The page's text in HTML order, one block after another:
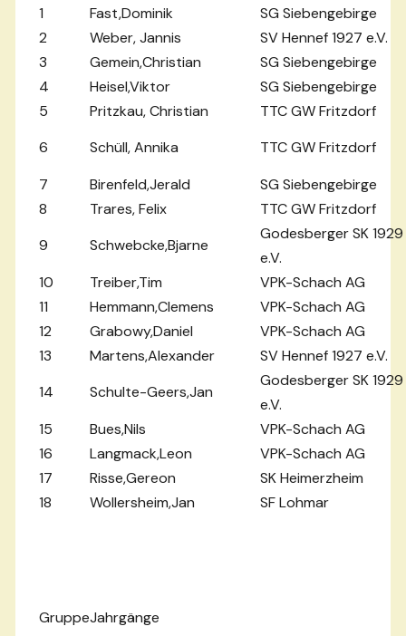
1
Fast,Dominik
SG Siebengebirge
2
Weber, Jannis
SV Hennef 1927 e.V.
3
Gemein,Christian
SG Siebengebirge
4
Heisel,Viktor
SG Siebengebirge
5
Pritzkau, Christian
TTC GW Fritzdorf
6
Schüll, Annika
TTC GW Fritzdorf
7
Birenfeld,Jerald
SG Siebengebirge
8
Trares, Felix
TTC GW Fritzdorf
9
Schwebcke,Bjarne
Godesberger SK 1929
e.V.
10
Treiber,Tim
VPK-Schach AG
11
Hemmann,Clemens
VPK-Schach AG
12
Grabowy,Daniel
VPK-Schach AG
13
Martens,Alexander
SV Hennef 1927 e.V.
14
Schulte-Geers,Jan
Godesberger SK 1929
e.V.
15
Bues,Nils
VPK-Schach AG
16
Langmack,Leon
VPK-Schach AG
17
Risse,Gereon
SK Heimerzheim
18
Wollersheim,Jan SF Lohmar
GruppeJahrgänge